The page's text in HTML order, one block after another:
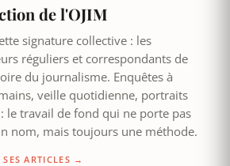
de l'OJIM
signature collective : les
réguliers et correspondants de
du journalisme. Enquêtes à
veille quotidienne, portraits
le travail de fond qui ne porte pas
nom, mais toujours une méthode.
ARTICLES →